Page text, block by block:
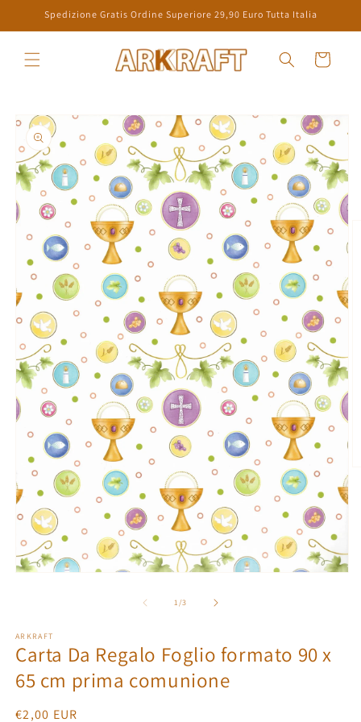
direttamente
ai contenuti
Spedizione Gratis Ordine Superiore 29,90 Euro Tutta Italia
Carrello
Passa alle
informazioni
sul prodotto
finestra
modale
1/su
3
ARKRAFT
Carta Da Regalo Foglio formato 90 x
65 cm prima comunione
Prezzo
€2,00 EUR